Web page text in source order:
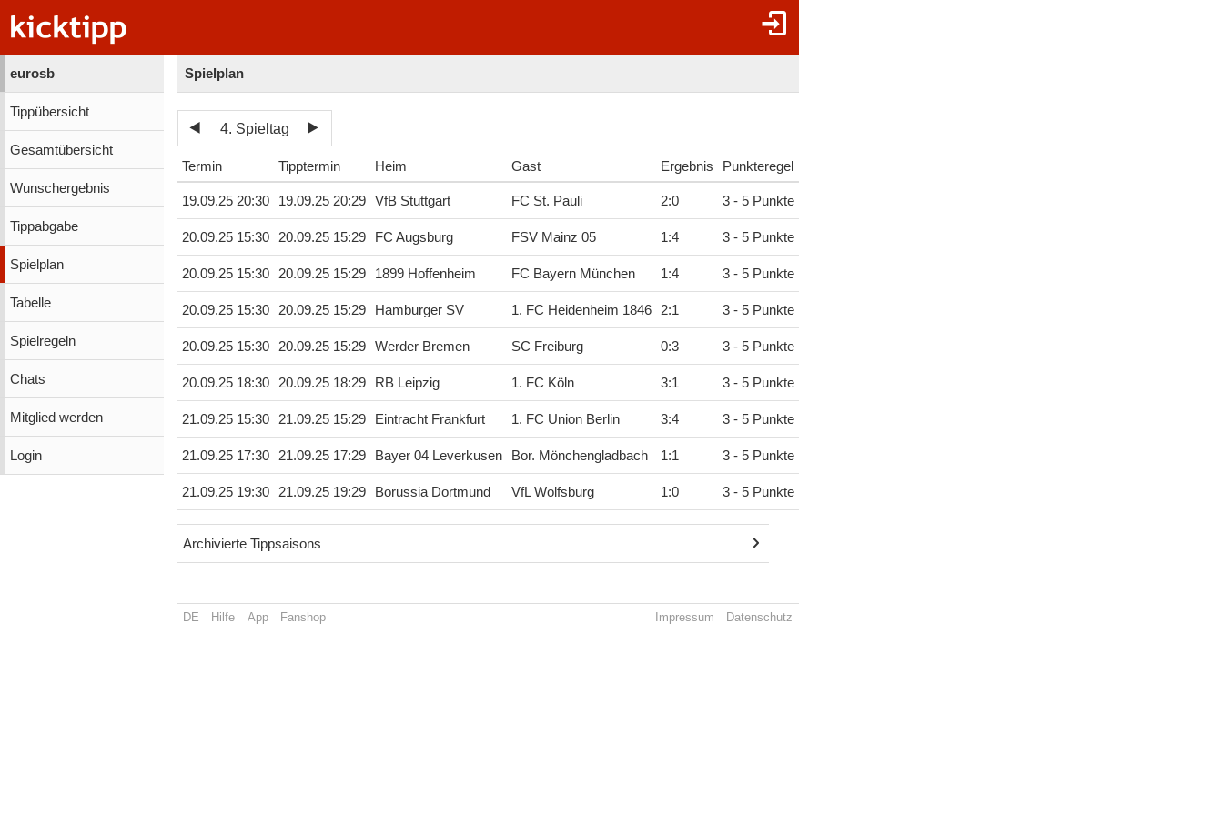
eurosb
Tippübersicht
Gesamtübersicht
Wunschergebnis
Tippabgabe
Spielplan
Tabelle
Spielregeln
Chats
Mitglied werden
Login
Spielplan
4. Spieltag
Termin Tipptermin Heim Gast Ergebnis Punkteregel
19.09.25 20:30 19.09.25 20:29 VfB Stuttgart FC St. Pauli 2:0 3 - 5 Punkte
20.09.25 15:30 20.09.25 15:29 FC Augsburg FSV Mainz 05 1:4 3 - 5 Punkte
20.09.25 15:30 20.09.25 15:29 1899 Hoffenheim FC Bayern München 1:4 3 - 5 Punkte
20.09.25 15:30 20.09.25 15:29 Hamburger SV 1. FC Heidenheim 1846 2:1 3 - 5 Punkte
20.09.25 15:30 20.09.25 15:29 Werder Bremen SC Freiburg 0:3 3 - 5 Punkte
20.09.25 18:30 20.09.25 18:29 RB Leipzig 1. FC Köln 3:1 3 - 5 Punkte
21.09.25 15:30 21.09.25 15:29 Eintracht Frankfurt 1. FC Union Berlin 3:4 3 - 5 Punkte
21.09.25 17:30 21.09.25 17:29 Bayer 04 Leverkusen Bor. Mönchengladbach 1:1 3 - 5 Punkte
21.09.25 19:30 21.09.25 19:29 Borussia Dortmund VfL Wolfsburg 1:0 3 - 5 Punkte
Archivierte Tippsaisons
DE Hilfe App Fanshop Impressum Datenschutz